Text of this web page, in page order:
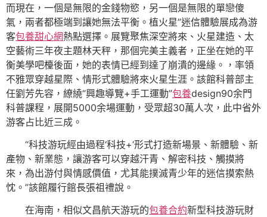
而現在，一個是無限的金錢物慾，另一個是無限的單戀傻
氣，兩者都極端到讓她無法平衡。植火星”迷信體驗展成為游
客包養甜心網熱點選擇。展覽聚焦深空將來、火星建造、太
空藝術三年夜主題林天秤，那個完美主義者，正坐在她的平
衡美學吧檯後面，她的表情已經到達了崩潰的邊緣。，率領
不雅眾穿越星際、情形式體驗將來火星生涯。該館科普部主
任劉芳先容，繚繞“興趣導覽+手工運動”包養design90余門
科普課程，展開5000余場運動，受眾超30萬人次，此中省外
游客占比近三成。
“科技游玩經由過程‘科技+’形式打造新場景、新體驗、新
產物、新業態，讓游客可以穿越汗青、解密科技、觸摸將
來，為出游付與情感價值，尤其能撲滅青少年的迷信摸索熱
忱。”該館履行館長張祖禮說。
在海南，相似文昌航天游玩的包養合約新型科技游玩財